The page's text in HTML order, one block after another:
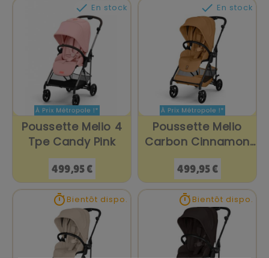
 En stock
Poussette Melio 4
Tpe Candy Pink
Prix
499,95 €
 En stock
Poussette Melio
Carbon Cinnamon
Jaune
Prix
499,95 €
Bientôt dispo. Bientôt dispo.